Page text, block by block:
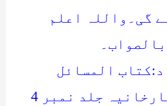
گی۔واللہ اعلم
بالصواب۔
المسائل
فتاوی تاتارخانیہ جلد نمبر 4